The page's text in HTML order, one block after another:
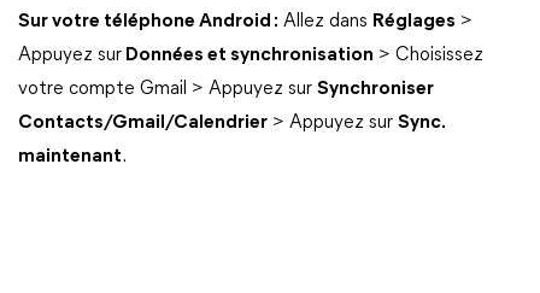
Sur votre téléphone Android : Allez dans Réglages >
Appuyez sur Données et synchronisation > Choisissez
votre compte Gmail > Appuyez sur Synchroniser
Contacts/Gmail/Calendrier > Appuyez sur Sync.
maintenant.